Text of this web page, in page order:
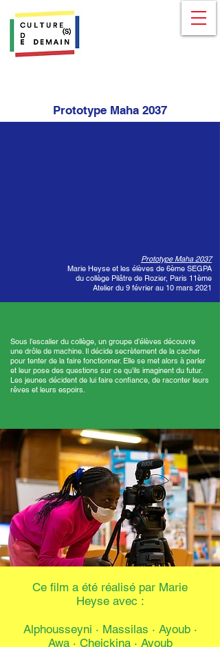
Prototype Maha 2037
Prototype Maha 2037
Marie Heyse et les élèves de 6ème SEGPA
du collège Pilâtre de Rozier, Paris 11ème
Atelier du 9 février au 10 mars 2021
Sous l’escalier du collège, un groupe d’élèves découvre
une drôle de machine. Il décide secrètement de la cacher
pour tenter de la faire fonctionner. Elle se met alors à parler
et leur pose des questions sur ce qu’ils imaginent du futur.
Les jeunes décident de lui faire confiance, de raconter leurs
rêves et leurs espoirs.
Ce film a été réalisé par Marie
Heyse avec :
Alphousseyni · Massilas · Ayoub ·
Awa · Cheickina · Ayoub